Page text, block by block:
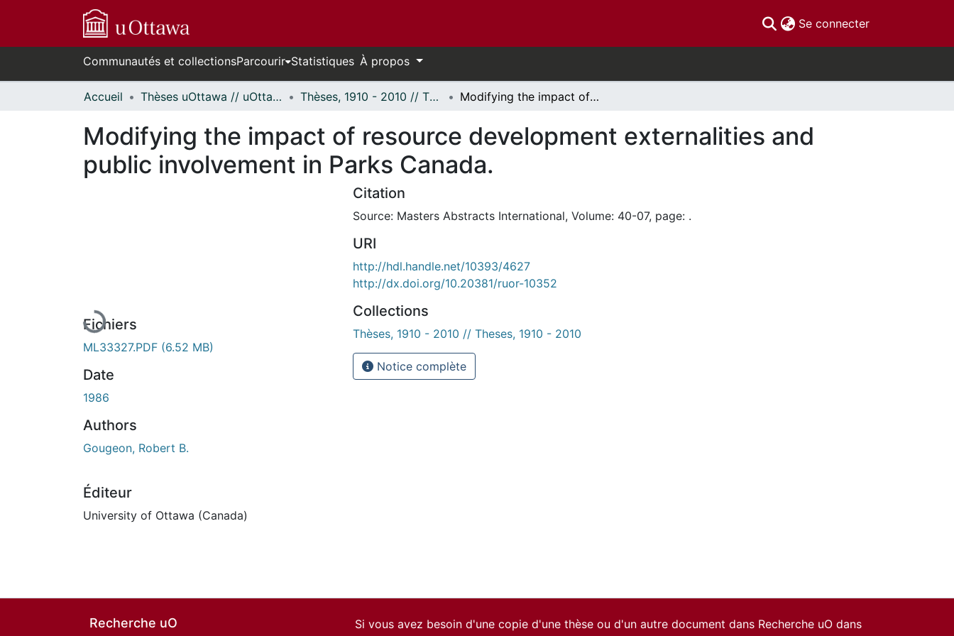
Se connecter(current)
Communautés et collectionsParcourir Statistiques À propos
Accueil Thèses uOttawa // uOttawa Theses Thèses, 1910 - 2010 // Theses, 1910 - 2010 Modifying the impact of resource development externalities and public involvement in Parks Canada.
Modifying the impact of resource development externalities and
public involvement in Parks Canada.
En cours de chargement...
Fichiers
ML33327.PDF (6.52 MB)
Date
1986
Authors
Gougeon, Robert B.
Éditeur
University of Ottawa (Canada)
Citation
Source: Masters Abstracts International, Volume: 40-07, page: .
URI
http://hdl.handle.net/10393/4627
http://dx.doi.org/10.20381/ruor-10352
Collections
Thèses, 1910 - 2010 // Theses, 1910 - 2010
Notice complète
Recherche uO
Si vous avez besoin d'une copie d'une thèse ou d'un autre document dans Recherche uO dans